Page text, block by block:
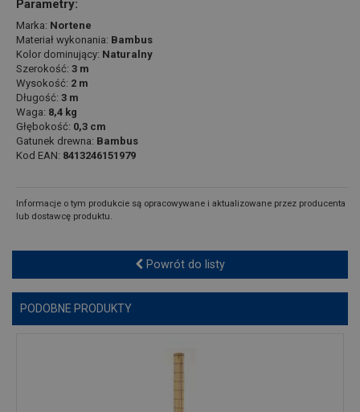
Parametry:
Marka: Nortene
Materiał wykonania: Bambus
Kolor dominujący: Naturalny
Szerokość: 3 m
Wysokość: 2 m
Długość: 3 m
Waga: 8,4 kg
Głębokość: 0,3 cm
Gatunek drewna: Bambus
Kod EAN: 8413246151979
Informacje o tym produkcie są opracowywane i aktualizowane przez producenta
lub dostawcę produktu.
Powrót do listy
PODOBNE PRODUKTY